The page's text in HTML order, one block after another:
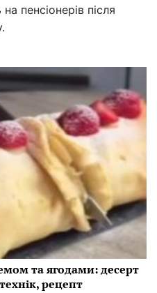
пенсіонерів після
та ягодами: десерт
рецепт